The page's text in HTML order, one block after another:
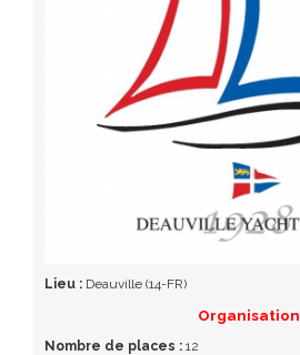
Lieu : Deauville (14-FR)
Organisation
Nombre de places : 12